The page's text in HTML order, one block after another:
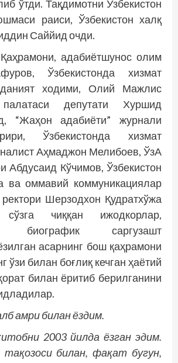
ўтди. Тақдимотни Ўзбекис­тон
раиси, Ўзбекис­тон халқ
Саййид очди.
адабиётшунос олим
Ўзбекистонда хизмат
ходими, Олий Мажлис
палатаси депутати Хуршид
“Жаҳон адабиёти” журнали
Ўзбекистонда хизмат
Аҳмаджон Мелибоев, ЎзА
Абдусаид Кўчимов, Ўзбекистон
ва оммавий коммуникациялар
ректори Шерзодхон Қудратхўжа
чиққан ижодкорлар,
биографик саргузашт
асарнинг бош қаҳрамони
ўзи билан боғлиқ кечган ҳаётий
билан ёритиб берилганини
амри билан ёздим.
2003 йилда ёзган эдим.
билан, фақат бугун,